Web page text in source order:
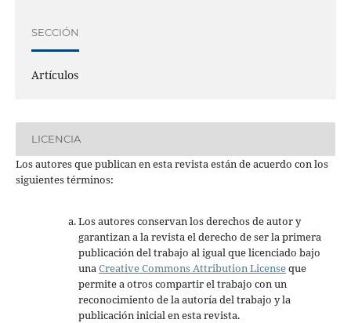
SECCIÓN
Artículos
LICENCIA
Los autores que publican en esta revista están de acuerdo con los
siguientes términos:
Los autores conservan los derechos de autor y
garantizan a la revista el derecho de ser la primera
publicación del trabajo al igual que licenciado bajo
unaCreative Commons Attribution Licenseque
permite a otros compartir el trabajo con un
reconocimiento de la autoría del trabajo y la
publicación inicial en esta revista.